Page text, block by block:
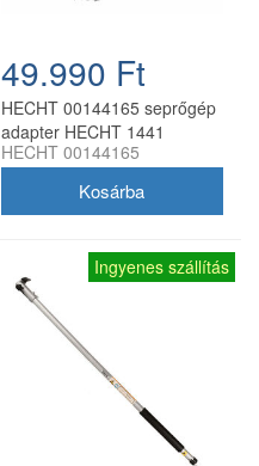
49.990 Ft
HECHT 00144165 seprőgép
adapter HECHT 1441
multifunkciós géphez
HECHT 00144165
Ingyenes szállítás